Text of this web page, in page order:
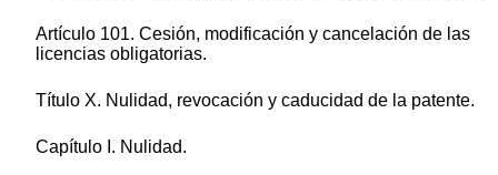
Artículo 101. Cesión, modificación y cancelación de las
licencias obligatorias.
Título X. Nulidad, revocación y caducidad de la patente.
Capítulo I. Nulidad.